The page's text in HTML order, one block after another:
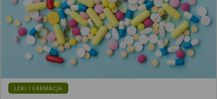
KATEGORIA:
LEKI I FARMACJA